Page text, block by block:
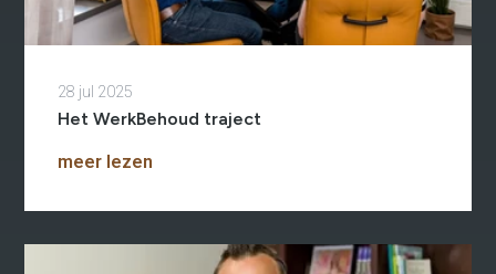
28 jul 2025
Het WerkBehoud traject
meer lezen